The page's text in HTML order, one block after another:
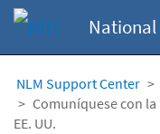
NLM Support Center
Comuníquese con
EE. UU.